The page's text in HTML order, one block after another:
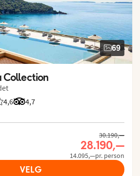
69
Collection
4,6
Vurdering fra Vings gjester: 4.579/5
4,7
Vurdering fra Tripadvisor: 4.7 of 5
30.190,—
28.190,—
14.095,—pr. person
VELG